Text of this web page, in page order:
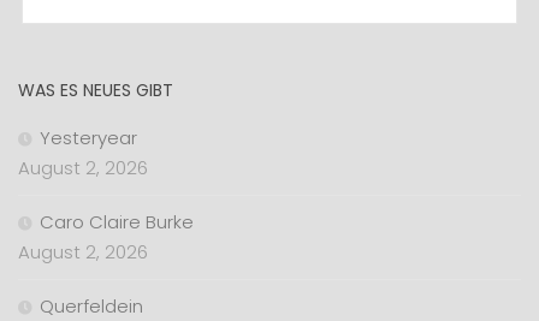
WAS ES NEUES GIBT
Yesteryear
August 2, 2026
Caro Claire Burke
August 2, 2026
Querfeldein